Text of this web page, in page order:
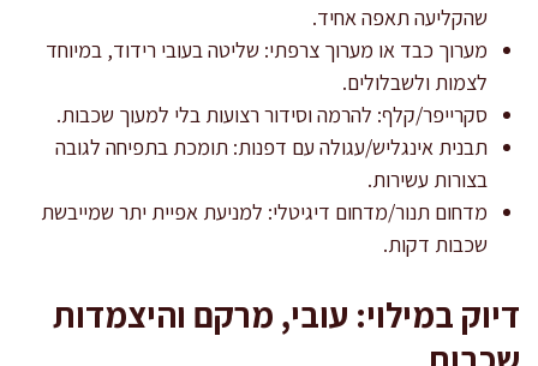
שהקליעה תאפה אחיד.
מערוך כבד או מערוך צרפתי: שליטה בעובי רידוד, במיוחד
לצמות ולשבלולים.
סקרייפר/קלף: להרמה וסידור רצועות בלי למעוך שכבות.
תבנית אינגליש/עגולה עם דפנות: תומכת בתפיחה לגובה
בצורות עשירות.
מדחום תנור/מדחום דיגיטלי: למניעת אפיית יתר שמייבשת
שכבות דקות.
דיוק במילוי: עובי, מרקם והיצמדות